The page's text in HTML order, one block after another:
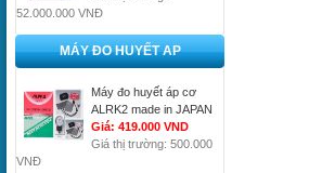
52.000.000 VNĐ
MÁY ĐO HUYẾT AP
Máy đo huyết áp cơ
ALRK2 made in JAPAN
Giá: 419.000 VND
Giá thị trường: 500.000
VNĐ